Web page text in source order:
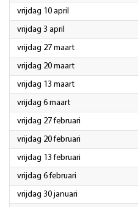
vrijdag 10 april
vrijdag 3 april
vrijdag 27 maart2026
vrijdag 20 maart2026
vrijdag 13 maart2026
vrijdag 6 maart2026
vrijdag 27 februari
vrijdag 20 februari
vrijdag 13 februari
vrijdag 6 februari
vrijdag 30 januari